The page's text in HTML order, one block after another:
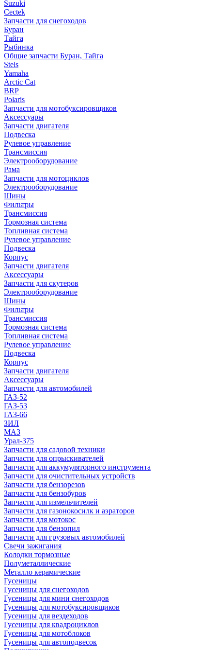
Suzuki
Cectek
Запчасти для снегоходов
Буран
Тайга
Рыбинка
Общие запчасти Буран, Тайга
Stels
Yamaha
Arctic Cat
BRP
Polaris
Запчасти для мотобуксировщиков
Аксессуары
Запчасти двигателя
Подвеска
Рулевое управление
Трансмиссия
Электрооборудование
Рама
Запчасти для мотоциклов
Электрооборудование
Шины
Фильтры
Трансмиссия
Тормозная система
Топливная система
Рулевое управление
Подвеска
Корпус
Запчасти двигателя
Аксессуары
Запчасти для скутеров
Электрооборудование
Шины
Фильтры
Трансмиссия
Тормозная система
Топливная система
Рулевое управление
Подвеска
Корпус
Запчасти двигателя
Аксессуары
Запчасти для автомобилей
ГАЗ-52
ГАЗ-53
ГАЗ-66
ЗИЛ
МАЗ
Урал-375
Запчасти для садовой техники
Запчасти для опрыскивателей
Запчасти для аккумуляторного инструмента
Запчасти для очистительных устройств
Запчасти для бензорезов
Запчасти для бензобуров
Запчасти для измельчителей
Запчасти для газонокосилк и аэраторов
Запчасти для мотокос
Запчасти для бензопил
Запчасти для грузовых автомобилей
Свечи зажигания
Колодки тормозные
Полуметаллические
Металло керамические
Гусеницы
Гусеницы для снегоходов
Гусеницы для мини снегоходов
Гусеницы для мотобуксировщиков
Гусеницы для вездеходов
Гусеницы для квадроциклов
Гусеницы для мотоблоков
Гусеницы для автоподвесок